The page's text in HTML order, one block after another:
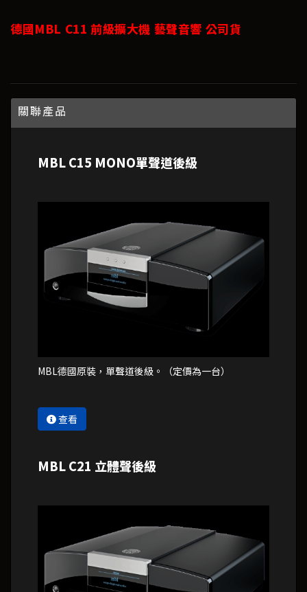
德國MBL C11 前級擴大機 藝聲音響 公司貨
關聯產品
MBL德國原裝，單聲道後級。（定價為一台）
查看
MBL C15 MONO單聲道後級
MBL C21 立體聲後級